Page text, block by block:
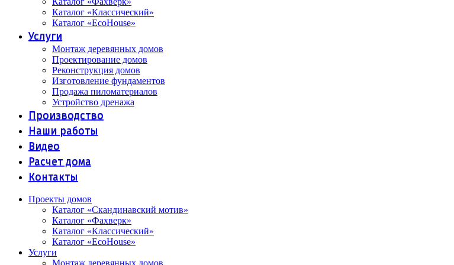
Каталог «Классический»
Каталог «EcoHouse»
Услуги
Монтаж деревянных домов
Проектирование домов
Реконструкция домов
Изготовление фундаментов
Продажа пиломатериалов
Устройство дренажа
Производство
Наши работы
Видео
Расчет дома
Контакты
Проекты домов
Каталог «Скандинавский мотив»
Каталог «Фахверк»
Каталог «Классический»
Каталог «EcoHouse»
Услуги
Монтаж деревянных домов